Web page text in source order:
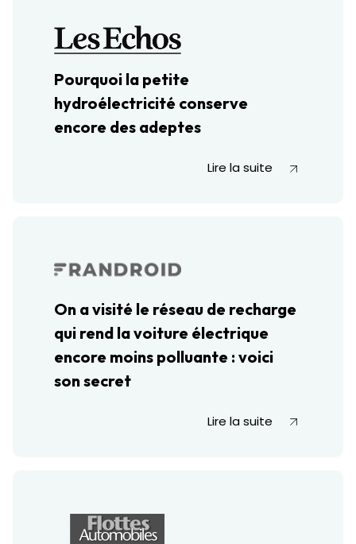
Pourquoi la petite
hydroélectricité conserve
encore des adeptes
Lire la suite
On a visité le réseau de recharge
qui rend la voiture électrique
encore moins polluante : voici
son secret
Lire la suite